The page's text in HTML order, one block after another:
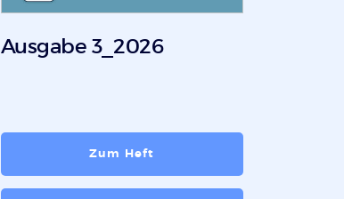
Ausgabe 3_2026
Zum Heft